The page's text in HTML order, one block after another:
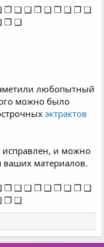
❒ ❑ ❏ ❐ ❑ ❒ ❏ ❐ ❏
❒ ❑
любопытный
можно было
эктрактов
и можно
ваших материалов.
❒ ❑ ❏ ❐ ❑ ❒ ❏ ❐ ❏
❒ ❑​